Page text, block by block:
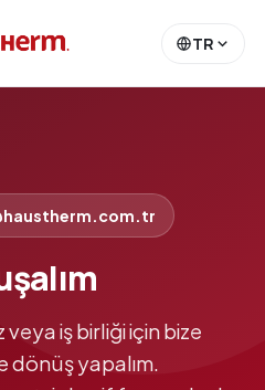
TR
veya iş birliği için bize
dönüş yapalım.